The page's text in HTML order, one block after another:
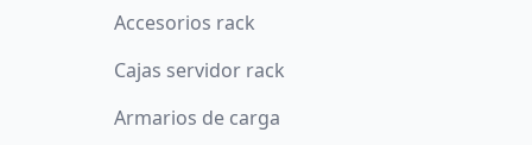
Accesorios rack
Cajas servidor rack
Armarios de carga